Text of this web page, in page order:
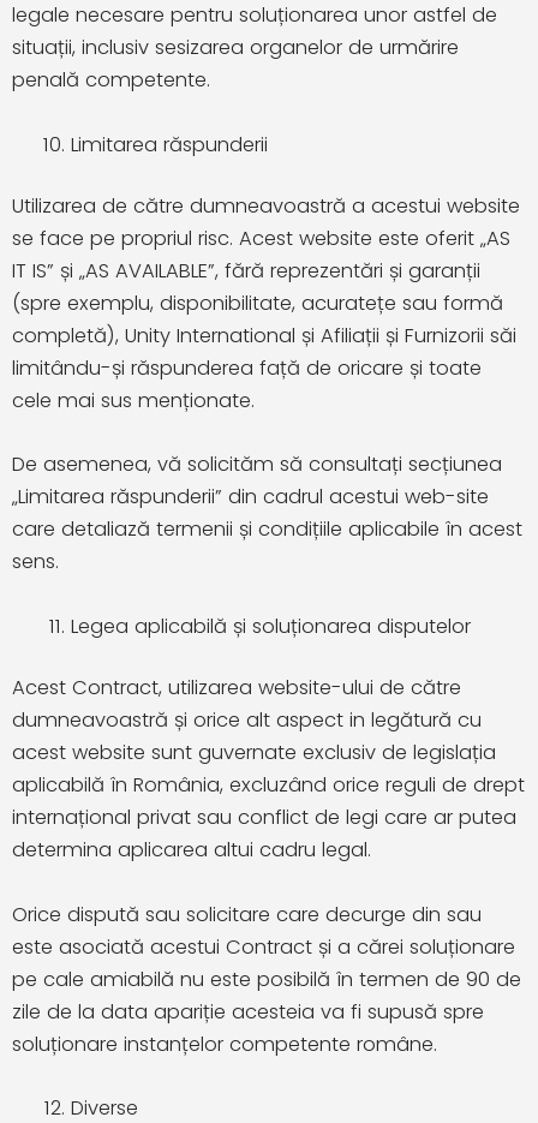
legale necesare pentru soluționarea unor astfel de
situații, inclusiv sesizarea organelor de urmărire
penală competente.
Limitarea răspunderii
Utilizarea de către dumneavoastră a acestui website
se face pe propriul risc. Acest website este oferit „AS
IT IS” și „AS AVAILABLE”, fără reprezentări și garanții
(spre exemplu, disponibilitate, acuratețe sau formă
completă), Unity International și Afiliații și Furnizorii săi
limitându-și răspunderea față de oricare și toate
cele mai sus menționate.
De asemenea, vă solicităm să consultați secțiunea
„Limitarea răspunderii” din cadrul acestui web-site
care detaliază termenii și condițiile aplicabile în acest
sens.
Legea aplicabilă și soluționarea disputelor
Acest Contract, utilizarea website-ului de către
dumneavoastră și orice alt aspect in legătură cu
acest website sunt guvernate exclusiv de legislația
aplicabilă în România, excluzând orice reguli de drept
internațional privat sau conflict de legi care ar putea
determina aplicarea altui cadru legal.
Orice dispută sau solicitare care decurge din sau
este asociată acestui Contract și a cărei soluționare
pe cale amiabilă nu este posibilă în termen de 90 de
zile de la data apariție acesteia va fi supusă spre
soluționare instanțelor competente române.
Diverse